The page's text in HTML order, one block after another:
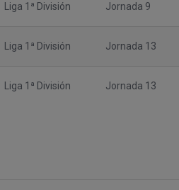
Liga 1ª División Jornada 9
Liga 1ª División Jornada 13
Liga 1ª División Jornada 13